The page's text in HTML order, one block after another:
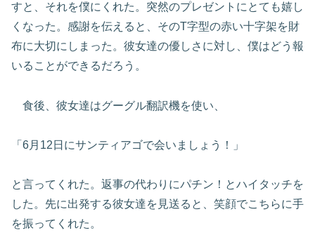
すと、それを僕にくれた。突然のプレゼントにとても嬉し
くなった。感謝を伝えると、そのT字型の赤い十字架を財
布に大切にしまった。彼女達の優しさに対し、僕はどう報
いることができるだろう。
食後、彼女達はグーグル翻訳機を使い、
「6月12日にサンティアゴで会いましょう！」
と言ってくれた。返事の代わりにパチン！とハイタッチを
した。先に出発する彼女達を見送ると、笑顔でこちらに手
を振ってくれた。